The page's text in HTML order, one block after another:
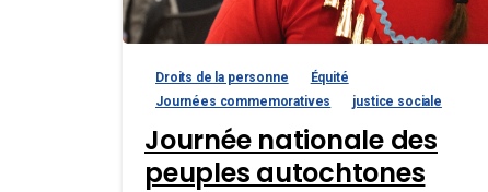
Droits de la personne
Équité
Journées commemoratives
justice sociale
Journée nationale des
peuples autochtones